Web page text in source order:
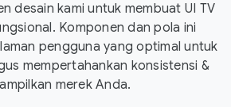
desain kami untuk membuat UI TV
Komponen dan pola ini
pengguna yang optimal untuk
mempertahankan konsistensi &
merek Anda.